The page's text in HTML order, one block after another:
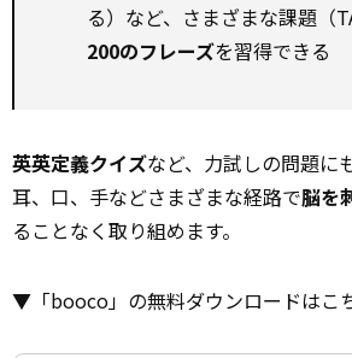
る）など、さまざまな課題（
200のフレーズを習得できる
英英定義クイズなど、力試しの問題に
耳、口、手などさまざまな経路で脳を
ることなく取り組めます。
▼「booco」の無料ダウンロードはこ